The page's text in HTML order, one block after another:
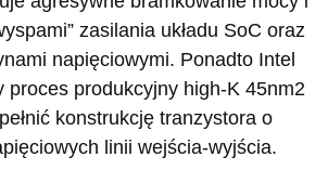
zasilania układu SoC oraz
napięciowymi. Ponadto Intel
proces produkcyjny high-K 45nm2
konstrukcję tranzystora o
linii wejścia-wyjścia.